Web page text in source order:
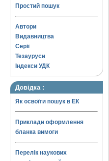
Простий пошук
Автори
Видавництва
Серії
Тезауруси
Індекси УДК
Довідка :
Як освоїти пошук в ЕК
Приклади оформлення
бланка вимоги
Перелік наукових